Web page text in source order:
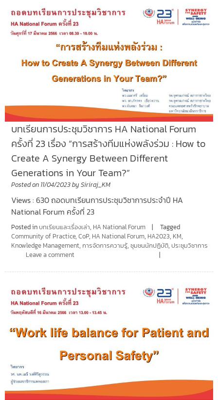
บทเรียนการประชุมวิชาการ HA National Forum
ครั้งที่ 23 เรื่อง “การสร้างทีมแห่งพลังร่วม : How to
Create A Synergy Between Different
Generations in Your Team?”
Posted on 11/04/2023by Siriraj_KM
Views : 630 ถอดบทเรียนการประชุมวิชาการประจำปี HA
National Forum ครั้งที่ 23
Posted in บทเรียนและเรื่องเล่า, HA National Forum
Tagged
Community of Practice, CoP, HA National Forum, HA2023, KM,
Knowledge Management, การจัดการความรู้, ชุมชนนักปฏิบัติ, ประชุมวิชาการ
Leave a comment